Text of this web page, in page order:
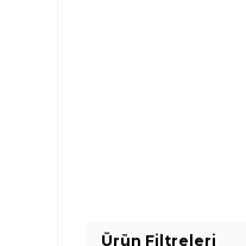
Ürün Filtreleri